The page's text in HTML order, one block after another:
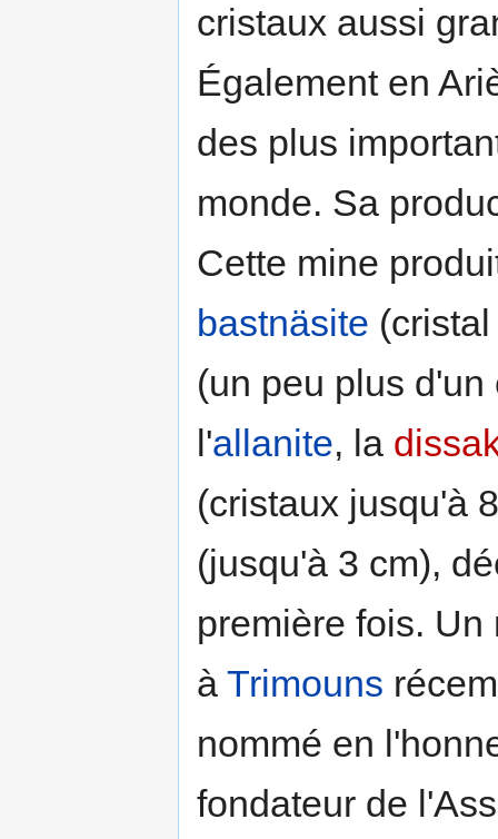
cristaux aussi
Également en
des plus
monde. Sa
Cette mine
bastnäsite
(un peu plus
l'allanite, la
(cristaux jusqu'à
(jusqu'à 3 cm),
première fois.
à Trimouns
nommé en
fondateur de